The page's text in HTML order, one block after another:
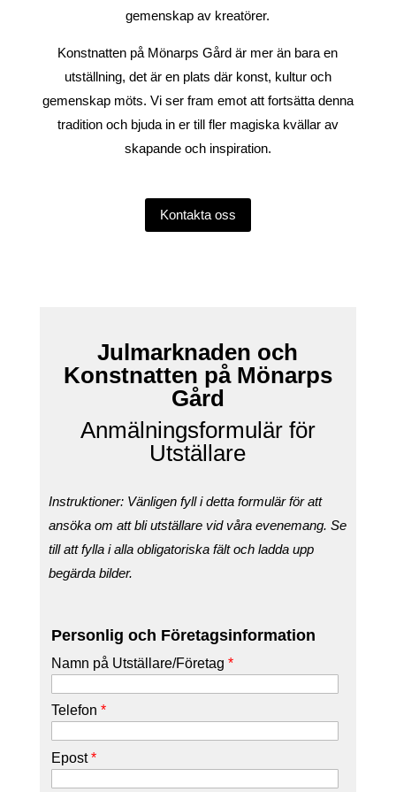
gemenskap av kreatörer.
Konstnatten på Mönarps Gård är mer än bara en
utställning, det är en plats där konst, kultur och
gemenskap möts. Vi ser fram emot att fortsätta denna
tradition och bjuda in er till fler magiska kvällar av
skapande och inspiration.
Kontakta oss
Julmarknaden och
Konstnatten på Mönarps
Gård
Anmälningsformulär för
Utställare
Instruktioner: Vänligen fyll i detta formulär för att
ansöka om att bli utställare vid våra evenemang. Se
till att fylla i alla obligatoriska fält och ladda upp
begärda bilder.
Personlig och Företagsinformation
Namn på Utställare/Företag*
Telefon*
Epost*